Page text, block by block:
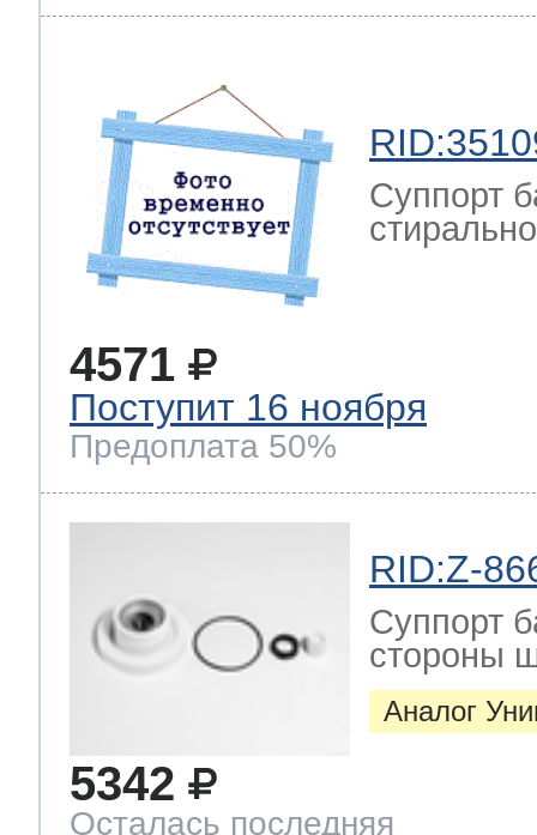
Суппорт
4571
Поступит 16 ноября
Предоплата 50%
RID:Z-
Суппорт
стороны
Аналог
5342
Осталась последняя